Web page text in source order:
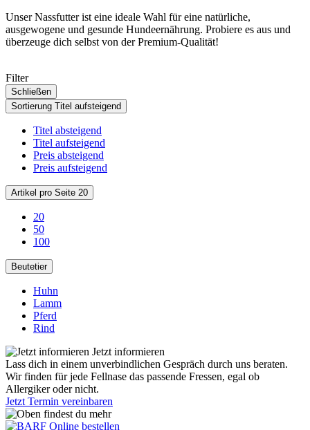
Unser Nassfutter ist eine ideale Wahl für eine natürliche,
ausgewogene und gesunde Hundeernährung. Probiere es aus und
überzeuge dich selbst von der Premium-Qualität!
Filter
Schließen
Sortierung Titel aufsteigend
Titel absteigend
Titel aufsteigend
Preis absteigend
Preis aufsteigend
Artikel pro Seite 20
20
50
100
Beutetier
Huhn
Lamm
Pferd
Rind
Jetzt informieren
Lass dich in einem unverbindlichen Gespräch durch uns beraten.
Wir finden für jede Fellnase das passende Fressen, egal ob
Allergiker oder nicht.
Jetzt Termin vereinbaren